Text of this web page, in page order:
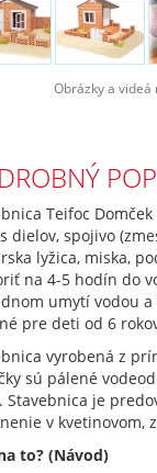
Obrázky a
Teifoc
dielov, spojivo
lyžica, miska,
na 4-5 hodín do
umytí vodou
pre deti od 6
vyrobená z
sú pálené
Stavebnica je
v kvetinovom,
to? (Návod)